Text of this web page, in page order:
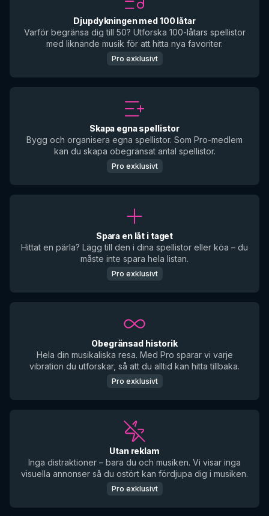
Djupdykningen med 100 låtar
Varför begränsa dig till 50? Utforska 100-låtars spellistor
med liknande musik för att hitta nya favoriter.
Pro exklusivt
Skapa egna spellistor
Bygg och organisera egna spellistor. Som Pro-medlem
kan du skapa obegränsat antal spellistor.
Pro exklusivt
Spara en låt i taget
Hittat en pärla? Lägg till den i dina spellistor eller köa – du
måste inte spara hela listan.
Pro exklusivt
Obegränsad historik
Hela din musikaliska resa. Med Pro sparar vi varje
vibration du utforskar, så att du alltid kan hitta tillbaka.
Pro exklusivt
Utan reklam
Inga distraktioner – bara du och musiken. Vi visar inga
visuella annonser så du ostört kan fördjupa dig i musiken.
Pro exklusivt